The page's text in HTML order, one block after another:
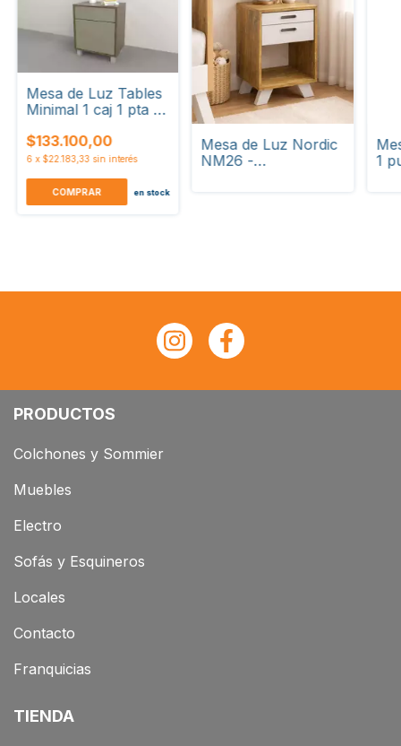
Mesa de Luz Tables
Minimal 1 caj 1 pta -
$133.100,00
6 x $22.183,33 sin interés
COMPRAR en stock
Mesa de Luz Nordic
NM26 -
1
PRODUCTOS
Colchones y Sommier
Muebles
Electro
Sofás y Esquineros
Locales
Contacto
Franquicias
TIENDA